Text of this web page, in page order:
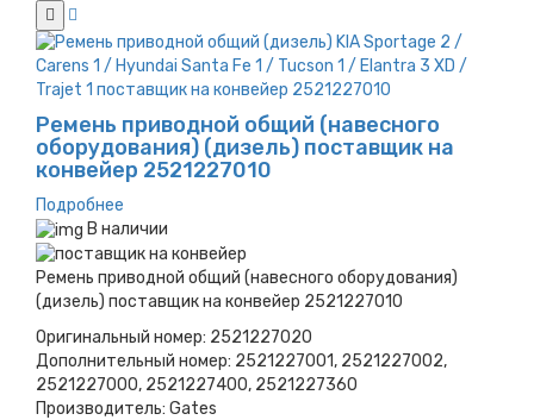
Ремень приводной общий (навесного
оборудования) (дизель) поставщик на
конвейер 2521227010
Подробнее
В наличии
Ремень приводной общий (навесного оборудования)
(дизель) поставщик на конвейер 2521227010
Оригинальный номер: 2521227020
Дополнительный номер: 2521227001, 2521227002,
2521227000, 2521227400, 2521227360
Производитель: Gates